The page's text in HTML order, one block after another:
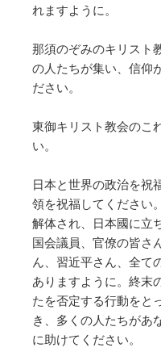
れますように。
那須のぞみのキリスト
の人たちが集い、信仰
ださい。
東御キリスト教会のこ
い。
日本と世界の政治を祝
領を祝福してください
解体され、日本國に立
国会議員、官僚の皆さ
ん、習近平さん、全て
ありますように。終末
たを否定する行動をと
き、多くの人たちがあ
に助けてください。